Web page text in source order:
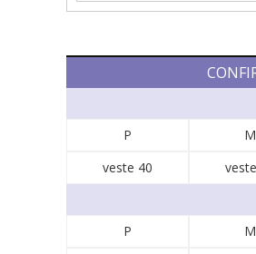
P M
veste 40
P M